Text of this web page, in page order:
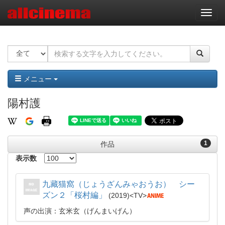
ナ
ビ
ー
ョ
ン
メニュー
陽村護
1
作品
表示数
九藏猫窩（じょうざんみゃおうお） シー
ズン２「桜村編」
2019
TV
声の出演：玄米玄（げんまいげん）